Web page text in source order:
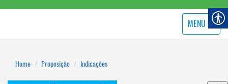
MENU
Home Proposição Indicações